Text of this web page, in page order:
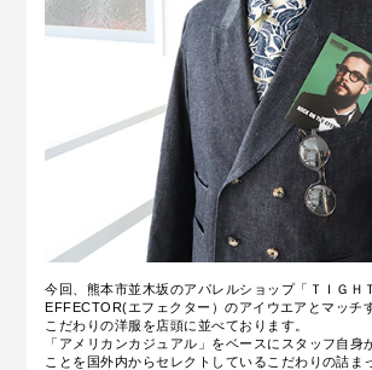
今回、熊本市並木坂のアパレルショップ「ＴＩＧＨ
EFFECTOR(エフェクター）のアイウエアとマッチ
こだわりの洋服を店頭に並べております。
「アメリカンカジュアル」をベースにスタッフ自身
ことを国外内からセレクトしているこだわりの詰ま